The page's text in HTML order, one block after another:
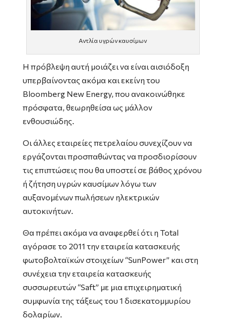
Αντλία υγρών καυσίμων
Η πρόβλεψη αυτή μοιάζει να είναι αισιόδοξη
υπερβαίνοντας ακόμα και εκείνη του
Bloomberg New Energy, που ανακοινώθηκε
πρόσφατα, θεωρηθείσα ως μάλλον
ενθουσιώδης.
Οι άλλες εταιρείες πετρελαίου συνεχίζουν να
εργάζονται προσπαθώντας να προσδιορίσουν
τις επιπτώσεις που θα υποστεί σε βάθος χρόνου
ή ζήτηση υγρών καυσίμων λόγω των
αυξανομένων πωλήσεων ηλεκτρικών
αυτοκινήτων.
Θα πρέπει ακόμα να αναφερθεί ότι η Total
αγόρασε το 2011 την εταιρεία κατασκευής
φωτοβολταϊκών στοιχείων “SunPower” και στη
συνέχεια την εταιρεία κατασκευής
συσσωρευτών “Saft” με μια επιχειρηματική
συμφωνία της τάξεως του 1 δισεκατομμυρίου
δολαρίων.